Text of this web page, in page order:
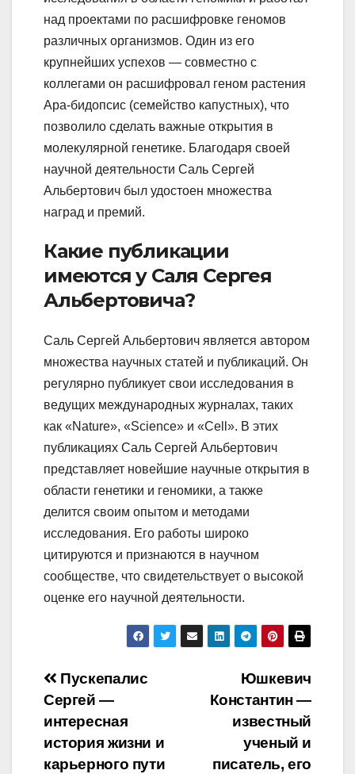
над проектами по расшифровке геномов
различных организмов. Один из его
крупнейших успехов — совместно с
коллегами он расшифровал геном растения
Ара-бидопсис (семейство капустных), что
позволило сделать важные открытия в
молекулярной генетике. Благодаря своей
научной деятельности Саль Сергей
Альбертович был удостоен множества
наград и премий.
Какие публикации
имеются у Саля Сергея
Альбертовича?
Саль Сергей Альбертович является автором
множества научных статей и публикаций. Он
регулярно публикует свои исследования в
ведущих международных журналах, таких
как «Nature», «Science» и «Cell». В этих
публикациях Саль Сергей Альбертович
представляет новейшие научные открытия в
области генетики и геномики, а также
делится своим опытом и методами
исследования. Его работы широко
цитируются и признаются в научном
сообществе, что свидетельствует о высокой
оценке его научной деятельности.
Навигация
по
записям
Юшкевич
Константин —
известный
ученый и
писатель, его
Пускепалис
Сергей —
интересная
история жизни и
карьерного пути